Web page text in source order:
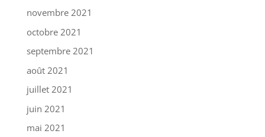
novembre 2021
octobre 2021
septembre 2021
août 2021
juillet 2021
juin 2021
mai 2021